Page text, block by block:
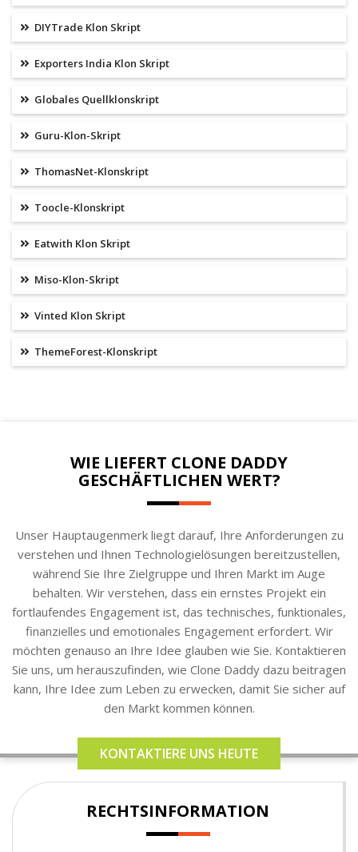
DIYTrade Klon Skript
Exporters India Klon Skript
Globales Quellklonskript
Guru-Klon-Skript
ThomasNet-Klonskript
Toocle-Klonskript
Eatwith Klon Skript
Miso-Klon-Skript
Vinted Klon Skript
ThemeForest-Klonskript
WIE LIEFERT CLONE DADDY
GESCHÄFTLICHEN WERT?
Unser Hauptaugenmerk liegt darauf, Ihre Anforderungen zu
verstehen und Ihnen Technologielösungen bereitzustellen,
während Sie Ihre Zielgruppe und Ihren Markt im Auge
behalten. Wir verstehen, dass ein ernstes Projekt ein
fortlaufendes Engagement ist, das technisches, funktionales,
finanzielles und emotionales Engagement erfordert. Wir
möchten genauso an Ihre Idee glauben wie Sie. Kontaktieren
Sie uns, um herauszufinden, wie Clone Daddy dazu beitragen
kann, Ihre Idee zum Leben zu erwecken, damit Sie sicher auf
den Markt kommen können.
KONTAKTIERE UNS HEUTE
RECHTSINFORMATION